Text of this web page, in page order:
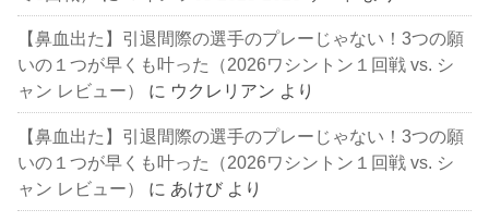
【鼻血出た】引退間際の選手のプレーじゃない！3つの願
いの１つが早くも叶った（2026ワシントン１回戦 vs. シ
ャン レビュー）
に ウクレリアン より
【鼻血出た】引退間際の選手のプレーじゃない！3つの願
いの１つが早くも叶った（2026ワシントン１回戦 vs. シ
ャン レビュー）
に あけび より